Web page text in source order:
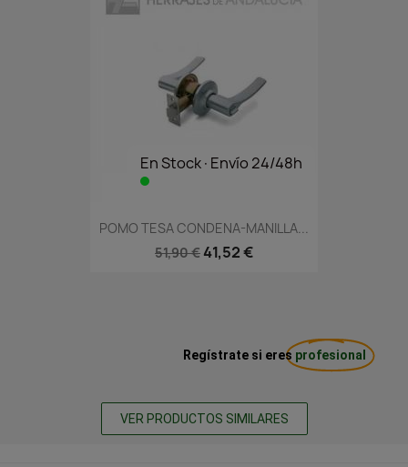
En Stock·Envío 24/48h
POMO TESA CONDENA-MANILLA...
51,90 € 41,52 €
Regístrate si eres profesional
VER PRODUCTOS SIMILARES